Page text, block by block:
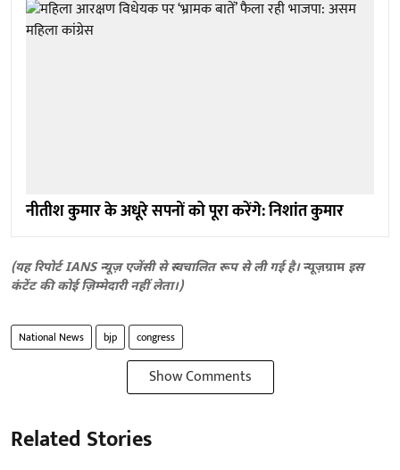
नीतीश कुमार के अधूरे सपनों को पूरा करेंगे: निशांत कुमार
(यह रिपोर्ट IANS न्यूज़ एजेंसी से स्वचालित रूप से ली गई है।न्यूज़ग्राम इस
कंटेंट की कोई ज़िम्मेदारी नहीं लेता।)
National News bjp congress
Show Comments
Related Stories